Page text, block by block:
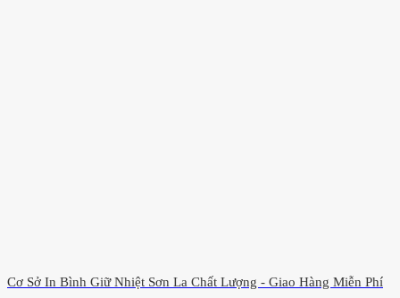
Cơ Sở In Bình Giữ Nhiệt Sơn La Chất Lượng - Giao Hàng Miễn Phí